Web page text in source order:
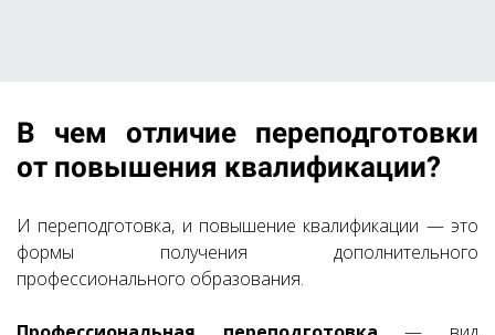
В чем отличие переподготовки
от повышения квалификации?
И переподготовка, и повышение квалификации — это
формы получения дополнительного
профессионального образования.